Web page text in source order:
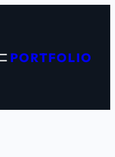
PORTFOLIO